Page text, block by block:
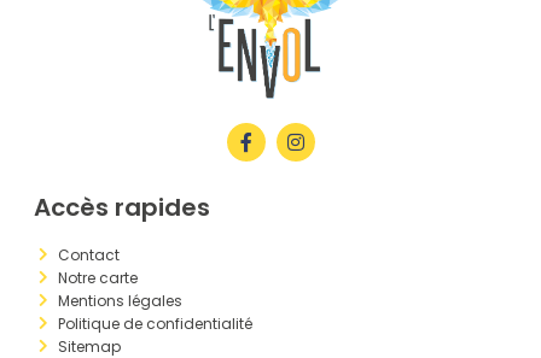
Accès rapides
Contact
Notre carte
Mentions légales
Politique de confidentialité
Sitemap